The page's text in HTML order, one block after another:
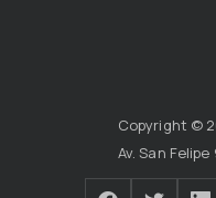
Copyright ©
Av. San